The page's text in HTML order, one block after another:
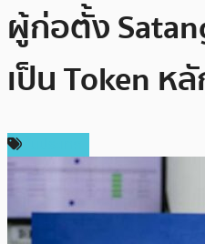
ผู้ก่อตั้ง
เป็น Token ห